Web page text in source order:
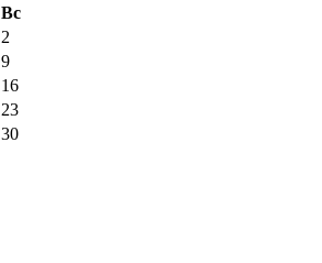
Вс
2
9
16
23
30